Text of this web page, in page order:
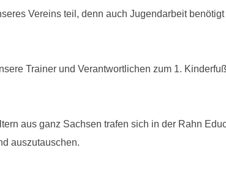
Vereins teil, denn auch Jugendarbeit
Trainer und Verantwortlichen zum 1.
aus ganz Sachsen trafen sich in der Rahn
auszutauschen.